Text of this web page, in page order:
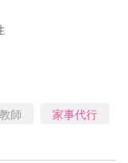
師 家事代行